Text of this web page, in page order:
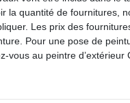
la quantité de fournitures,
Les prix des
Pour une pose de
vous au peintre d’extérieur